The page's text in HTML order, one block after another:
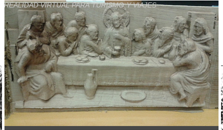
REALIDAD VIRTUAL PARA TURISMO Y VIAJES